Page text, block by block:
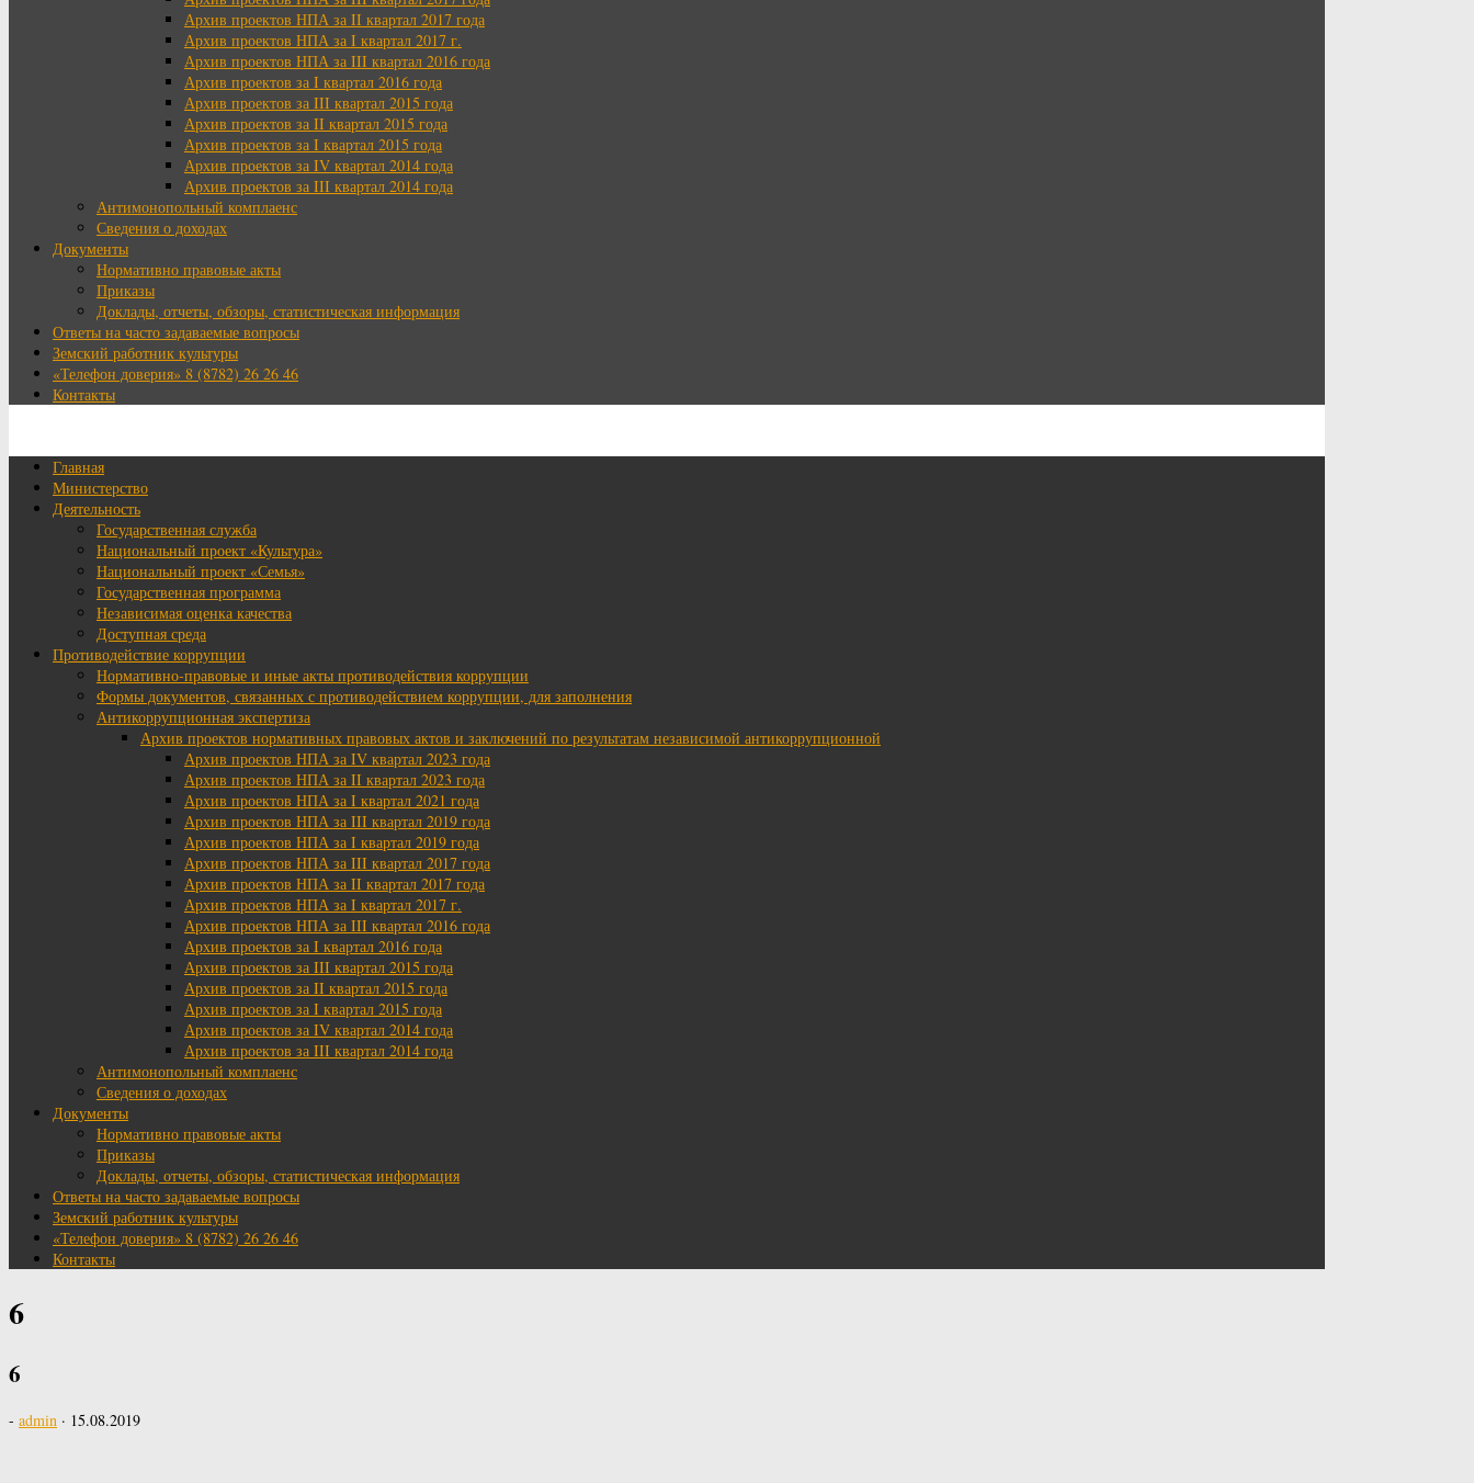
Архив проектов НПА за II квартал 2017 года
Архив проектов НПА за I квартал 2017 г.
Архив проектов НПА за III квартал 2016 года
Архив проектов за I квартал 2016 года
Архив проектов за III квартал 2015 года
Архив проектов за II квартал 2015 года
Архив проектов за I квартал 2015 года
Архив проектов за IV квартал 2014 года
Архив проектов за III квартал 2014 года
Антимонопольный комплаенс
Сведения о доходах
Документы
Нормативно правовые акты
Приказы
Доклады, отчеты, обзоры, статистическая информация
Ответы на часто задаваемые вопросы
Земский работник культуры
«Телефон доверия» 8 (8782) 26 26 46
Контакты
Главная
Министерство
Деятельность
Государственная служба
Национальный проект «Культура»
Национальный проект «Семья»
Государственная программа
Независимая оценка качества
Доступная среда
Противодействие коррупции
Нормативно-правовые и иные акты противодействия коррупции
Формы документов, связанных с противодействием коррупции, для заполнения
Антикоррупционная экспертиза
Архив проектов нормативных правовых актов и заключений по результатам независимой антикоррупционной
Архив проектов НПА за IV квартал 2023 года
Архив проектов НПА за II квартал 2023 года
Архив проектов НПА за I квартал 2021 года
Архив проектов НПА за III квартал 2019 года
Архив проектов НПА за I квартал 2019 года
Архив проектов НПА за III квартал 2017 года
Архив проектов НПА за II квартал 2017 года
Архив проектов НПА за I квартал 2017 г.
Архив проектов НПА за III квартал 2016 года
Архив проектов за I квартал 2016 года
Архив проектов за III квартал 2015 года
Архив проектов за II квартал 2015 года
Архив проектов за I квартал 2015 года
Архив проектов за IV квартал 2014 года
Архив проектов за III квартал 2014 года
Антимонопольный комплаенс
Сведения о доходах
Документы
Нормативно правовые акты
Приказы
Доклады, отчеты, обзоры, статистическая информация
Ответы на часто задаваемые вопросы
Земский работник культуры
«Телефон доверия» 8 (8782) 26 26 46
Контакты
6
6
- admin · 15.08.2019